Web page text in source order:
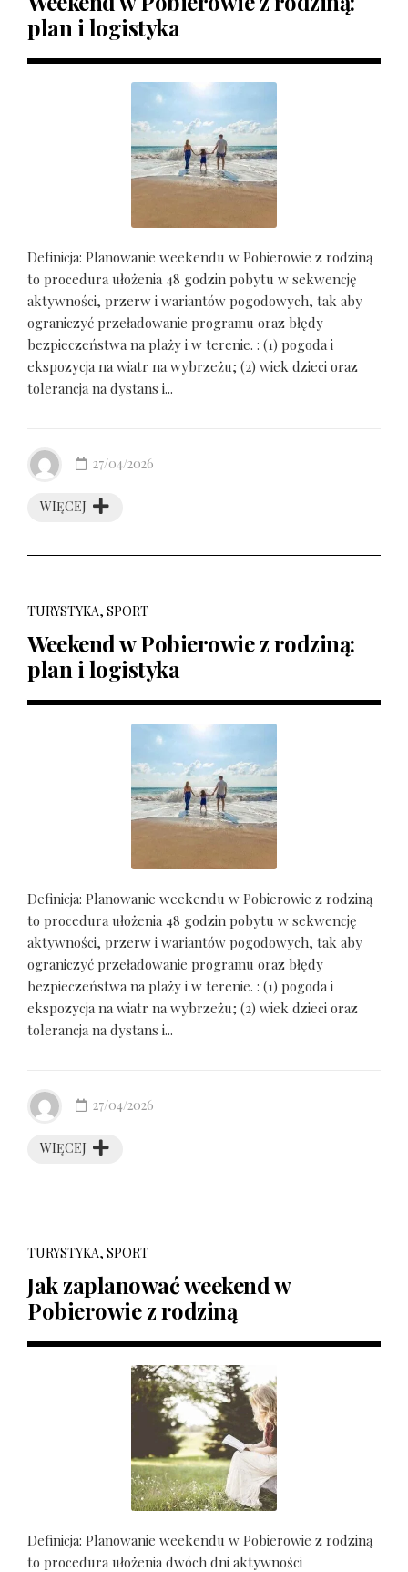
plan i logistyka
Definicja: Planowanie weekendu w Pobierowie z rodziną
to procedura ułożenia 48 godzin pobytu w sekwencję
aktywności, przerw i wariantów pogodowych, tak aby
ograniczyć przeładowanie programu oraz błędy
bezpieczeństwa na plaży i w terenie. : (1) pogoda i
ekspozycja na wiatr na wybrzeżu; (2) wiek dzieci oraz
tolerancja na dystans i...
WIĘCEJ
27/04/2026
TURYSTYKA, SPORT
Weekend w Pobierowie z rodziną:
plan i logistyka
Definicja: Planowanie weekendu w Pobierowie z rodziną
to procedura ułożenia 48 godzin pobytu w sekwencję
aktywności, przerw i wariantów pogodowych, tak aby
ograniczyć przeładowanie programu oraz błędy
bezpieczeństwa na plaży i w terenie. : (1) pogoda i
ekspozycja na wiatr na wybrzeżu; (2) wiek dzieci oraz
tolerancja na dystans i...
WIĘCEJ
27/04/2026
TURYSTYKA, SPORT
Jak zaplanować weekend w
Pobierowie z rodziną
Definicja: Planowanie weekendu w Pobierowie z rodziną
to procedura ułożenia dwóch dni aktywności